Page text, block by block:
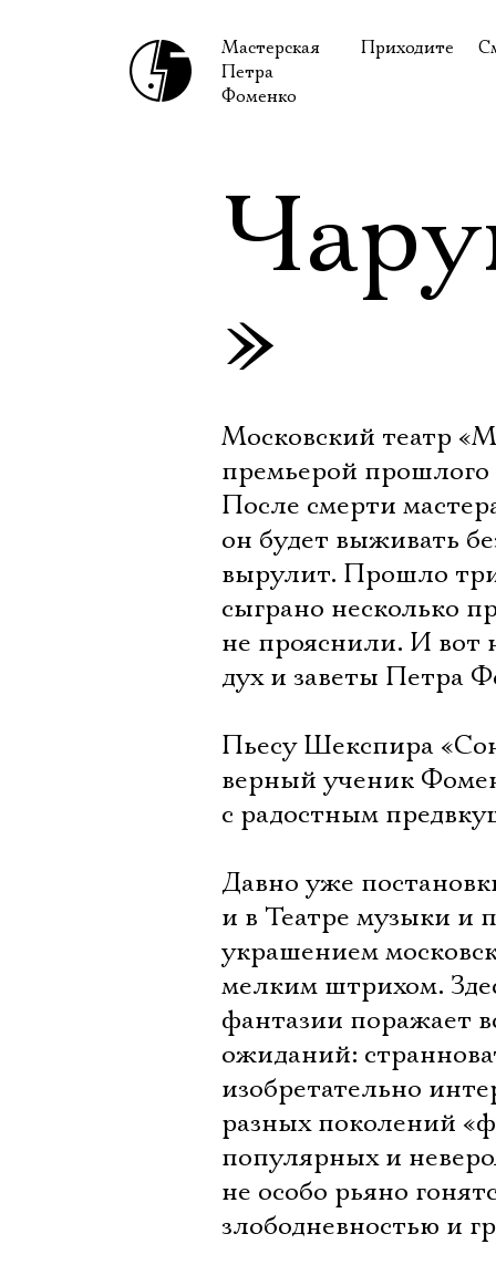
Мастерская
Петра
Фоменко
Приходите
Правила
Как добраться
»
Московский театр
премьерой
После смерти
он будет выживать
вырулит. Прошло
сыграно несколько
не прояснили. И вот
дух и заветы Петра
Пьесу Шекспира
верный ученик
с радостным
Давно уже
и в Театре музыки и
украшением
мелким штрихом.
фантазии поражает
ожиданий:
изобретательно
разных поколений
популярных и
не особо рьяно
злободневностью и